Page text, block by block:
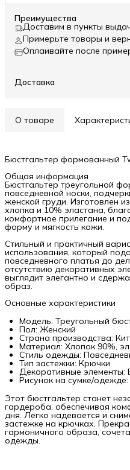
Преимущества
Доставим в пункты
Примерьте товары и
Оплаивайте после
Доставка
О товаре
Бюстгальтер формованный
Общая информация
Бюстгальтер треугольной
повседневной носки,
женской груди. Изготовлен
хлопка и 10% эластана,
комфортное прилегание и
форму и мягкость кожи.
Стильный и практичный
использования, который
повседневного платья до
отсутствию декоративных
выглядит элегантно и
образ.
Основные характеристики
Модель: Треугольный
Пол: Женский
Страна производства:
Материал: Хлопок 90%,
Стиль одежды:
Тип застежки: Крючки
Декоративные элементы:
Рисунок на сумке/
Этот бюстгальтер станет
гардероба, обеспечивая
дня. Легко надевается и
застежке на крючках.
гармоничного образа,
одежды.